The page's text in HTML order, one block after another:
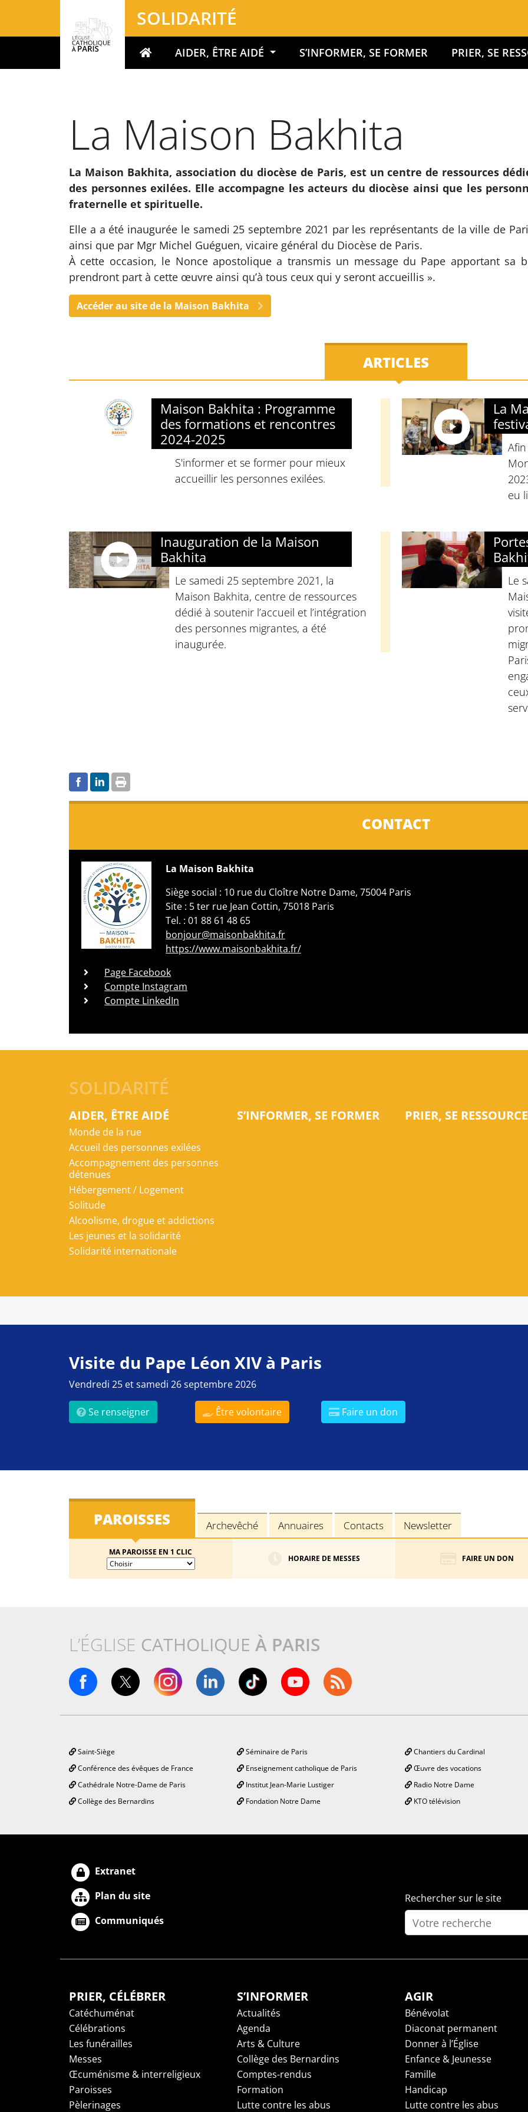
SOLIDARITÉ
Votre rechercheAIDER, ÊTRE AIDÉ S’INFORMER, SE FORMER PRIER, SE
La Maison Bakhita
La Maison Bakhita, association du diocèse de Paris, est un centre de ressources
des personnes exilées. Elle accompagne les acteurs du diocèse ainsi que les
fraternelle et spirituelle.
Elle a a été inaugurée le samedi 25 septembre 2021 par les représentants de la ville de
ainsi que par Mgr Michel Guéguen, vicaire général du Diocèse de Paris.
À cette occasion, le Nonce apostolique a transmis un message du Pape apportant sa
prendront part à cette œuvre ainsi qu’à tous ceux qui y seront accueillis ».
Accéder au site de la Maison Bakhita
ARTICLES
Maison Bakhita : Programme
des formations et rencontres
2024-2025
S'informer et se former pour mieux
accueillir les personnes exilées.
La
eu
Inauguration de la Maison
Bakhita
Le samedi 25 septembre 2021, la
Maison Bakhita, centre de ressources
dédié à soutenir l’accueil et l’intégration
des personnes migrantes, a été
inaugurée.
Le
CONTACT
La Maison Bakhita
Siège social : 10 rue du Cloître Notre Dame, 75004 Paris
Site : 5 ter rue Jean Cottin, 75018 Paris
Tel. : 01 88 61 48 65
bonjour@maisonbakhita.fr
https://www.maisonbakhita.fr/
Page Facebook
Compte Instagram
Compte LinkedIn
SOLIDARITÉ
AIDER, ÊTRE AIDÉ
Monde de la rue
Accueil des personnes exilées
Accompagnement des personnes
détenues
Hébergement / Logement
Solitude
Alcoolisme, drogue et addictions
Les jeunes et la solidarité
Solidarité internationale
S’INFORMER, SE FORMER PRIER, SE
Visite du Pape Léon XIV à Paris
Vendredi 25 et samedi 26 septembre 2026
Se renseigner Être volontaire Faire un don
PAROISSES Archevêché Annuaires Contacts Newsletter
MA PAROISSE EN 1 CLIC
HORAIRE DE MESSES FAIRE UN DON
L’ÉGLISE CATHOLIQUE À PARIS
Saint-Siège
Conférence des évêques de France
Cathédrale Notre-Dame de Paris
Collège des Bernardins
Séminaire de Paris
Enseignement catholique de Paris
Institut Jean-Marie Lustiger
Fondation Notre Dame
Chantiers du Cardinal
Œuvre des vocations
Radio Notre Dame
KTO télévision
Extranet
Plan du site
Communiqués
Rechercher sur le site
PRIER, CÉLÉBRER
Catéchuménat
Célébrations
Les funérailles
Messes
Œcuménisme & interreligieux
Paroisses
Pèlerinages
S’INFORMER
Actualités
Agenda
Arts & Culture
Collège des Bernardins
Comptes-rendus
Formation
Lutte contre les abus
AGIR
Bénévolat
Diaconat permanent
Donner à l’Église
Enfance & Jeunesse
Famille
Handicap
Lutte contre les abus